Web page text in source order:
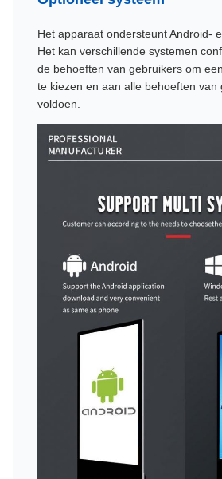
Het apparaat ondersteunt Android-
Het kan verschillende systemen
de behoeften van gebruikers om
te kiezen en aan alle behoeften van
voldoen.